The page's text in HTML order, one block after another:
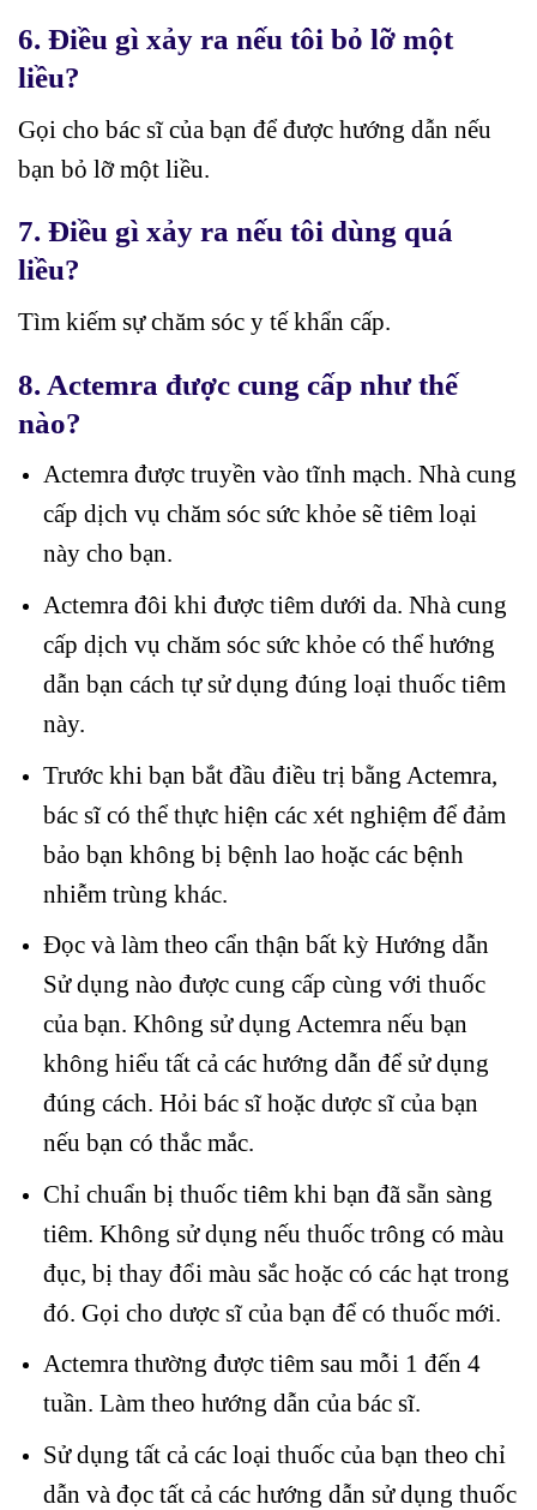
6. Điều gì xảy ra nếu tôi bỏ lỡ một
liều?
Gọi cho bác sĩ của bạn để được hướng dẫn nếu
bạn bỏ lỡ một liều.
7. Điều gì xảy ra nếu tôi dùng quá
liều?
Tìm kiếm sự chăm sóc y tế khẩn cấp.
8. Actemra được cung cấp như thế
nào?
Actemra được truyền vào tĩnh mạch. Nhà cung
cấp dịch vụ chăm sóc sức khỏe sẽ tiêm loại
này cho bạn.
Actemra đôi khi được tiêm dưới da. Nhà cung
cấp dịch vụ chăm sóc sức khỏe có thể hướng
dẫn bạn cách tự sử dụng đúng loại thuốc tiêm
này.
Trước khi bạn bắt đầu điều trị bằng Actemra,
bác sĩ có thể thực hiện các xét nghiệm để đảm
bảo bạn không bị bệnh lao hoặc các bệnh
nhiễm trùng khác.
Đọc và làm theo cẩn thận bất kỳ Hướng dẫn
Sử dụng nào được cung cấp cùng với thuốc
của bạn. Không sử dụng Actemra nếu bạn
không hiểu tất cả các hướng dẫn để sử dụng
đúng cách. Hỏi bác sĩ hoặc dược sĩ của bạn
nếu bạn có thắc mắc.
Chỉ chuẩn bị thuốc tiêm khi bạn đã sẵn sàng
tiêm. Không sử dụng nếu thuốc trông có màu
đục, bị thay đổi màu sắc hoặc có các hạt trong
đó. Gọi cho dược sĩ của bạn để có thuốc mới.
Actemra thường được tiêm sau mỗi 1 đến 4
tuần. Làm theo hướng dẫn của bác sĩ.
Sử dụng tất cả các loại thuốc của bạn theo chỉ
dẫn và đọc tất cả các hướng dẫn sử dụng thuốc